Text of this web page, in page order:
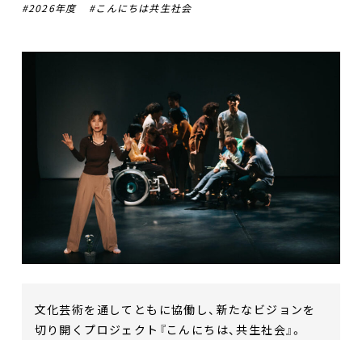
2026年度 こんにちは共生社会
文化芸術を通してともに協働し、新たなビジョンを
切り開くプロジェクト『こんにちは、共生社会』。